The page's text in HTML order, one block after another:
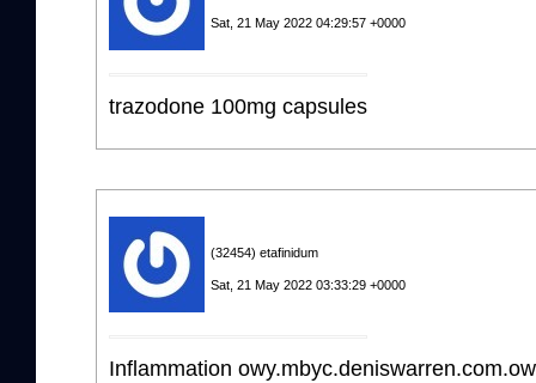
Sat, 21 May 2022 04:29:57 +0000
trazodone 100mg capsules
(32454) etafinidum
Sat, 21 May 2022 03:33:29 +0000
Inflammation